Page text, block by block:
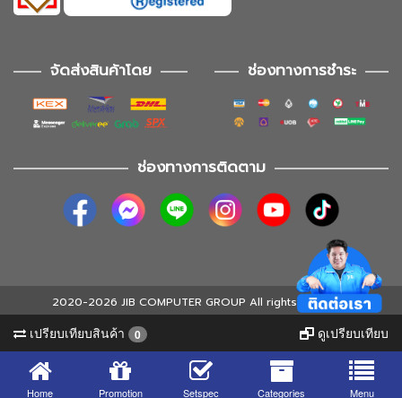
จัดส่งสินค้าโดย ช่องทางการชำระ
ช่องทางการติดตาม
2020-2026 JIB COMPUTER GROUP All rights reserved
เปรียบเทียบสินค้า 0 ดูเปรียบเทียบ
Home Promotion Setspec Categories Menu